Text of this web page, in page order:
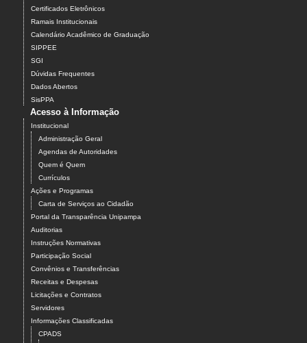
Certificados Eletrônicos
Ramais Institucionais
Calendário Acadêmico de Graduação
SIPPEE
SGI
Dúvidas Frequentes
Dados Abertos
SisPPA
Acesso à Informação
Institucional
Administração Geral
Agendas de Autoridades
Quem é Quem
Currículos
Ações e Programas
Carta de Serviços ao Cidadão
Portal da Transparência Unipampa
Auditorias
Instruções Normativas
Participação Social
Convênios e Transferências
Receitas e Despesas
Licitações e Contratos
Servidores
Informações Classificadas
CPADS